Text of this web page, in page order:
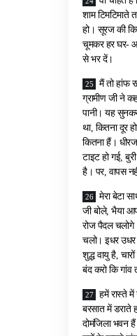
शाम टिमटिमाते
हो। सूरज की
चूमकर हर घर-
से भर दें।
मैं तो हांफ
ग्रामीण जी ने
पानी। यह
था, कितना दूर
कितना हैं।
टाइट हो गई,
है। पर, वापस
मेरा बेटा
जी बोले, भैया
रोज पैदल
चलो। इधर उधर
शुद्ध वायु है,
बंद करो कि
हमें रास्ते
बरसात में डराते
दोमंजिला भवन